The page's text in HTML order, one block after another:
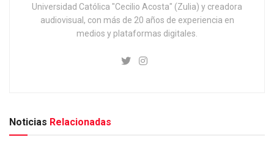
Universidad Católica "Cecilio Acosta" (Zulia) y creadora
audiovisual, con más de 20 años de experiencia en
medios y plataformas digitales.
Noticias Relacionadas